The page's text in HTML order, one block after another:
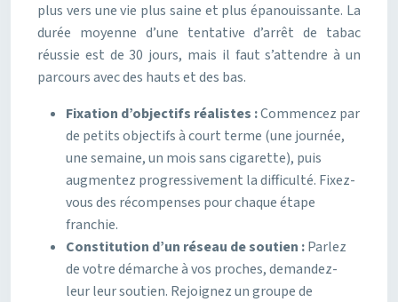
plus vers une vie plus saine et plus épanouissante. La
durée moyenne d’une tentative d’arrêt de tabac
réussie est de 30 jours, mais il faut s’attendre à un
parcours avec des hauts et des bas.
Fixation d’objectifs réalistes :Commencez par
de petits objectifs à court terme (une journée,
une semaine, un mois sans cigarette), puis
augmentez progressivement la difficulté. Fixez-
vous des récompenses pour chaque étape
franchie.
Constitution d’un réseau de soutien :Parlez
de votre démarche à vos proches, demandez-
leur leur soutien. Rejoignez un groupe de